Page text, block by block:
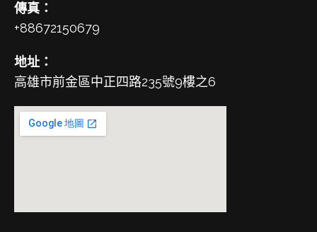
傳真：
+88672150679
地址：
高雄市前金區中正四路235號9樓之6